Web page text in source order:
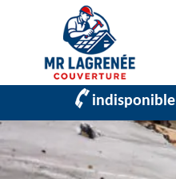
indisponible